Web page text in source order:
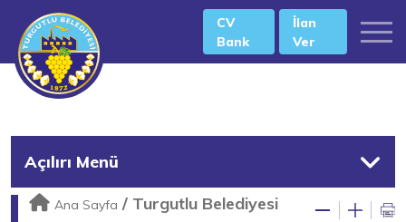
CV
Bank
İlan
Ver
Açılırı Menü
Ana Sayfa / Turgutlu Belediyesi